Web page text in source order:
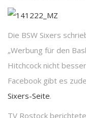
Die BSW Sixers
„Werbung für den
Hitchcock nicht
Facebook gibt es
Sixers-Seite.
TV Rostock